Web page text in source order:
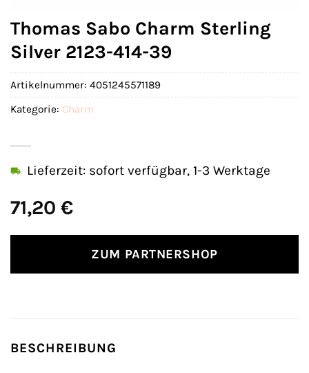
Thomas Sabo Charm Sterling
Silver 2123-414-39
71,20 €
Lieferzeit: sofort verfügbar, 1-3 Werktage
ZUM PARTNERSHOP
Artikelnummer: 4051245571189
Kategorie: Charm
BESCHREIBUNG